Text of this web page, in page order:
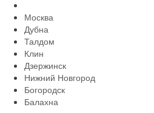
Москва
Дубна
Талдом
Клин
Дзержинск
Нижний Новгород
Богородск
Балахна